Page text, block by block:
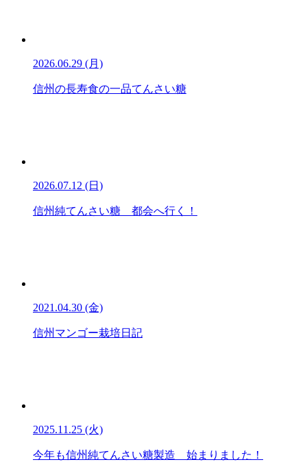
2026.06.29 (月)
信州の長寿食の一品てんさい糖
2026.07.12 (日)
信州純てんさい糖 都会へ行く！
2021.04.30 (金)
信州マンゴー栽培日記
2025.11.25 (火)
今年も信州純てんさい糖製造 始まりました！